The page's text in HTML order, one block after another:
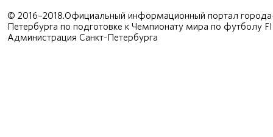
© 2016–2018.Официальный информационный портал
Петербурга по подготовке к Чемпионату мира по футболу
Администрация Санкт-Петербурга